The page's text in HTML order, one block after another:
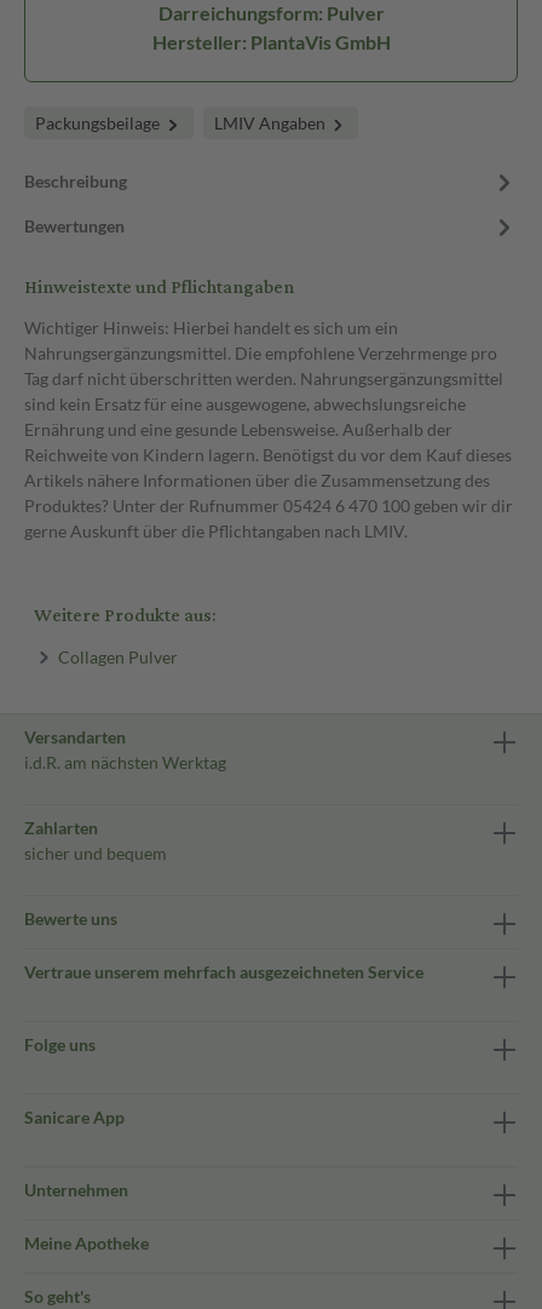
Darreichungsform: Pulver
Hersteller: PlantaVis GmbH
Packungsbeilage LMIV Angaben
Beschreibung
Bewertungen
Hinweistexte und Pflichtangaben
Wichtiger Hinweis: Hierbei handelt es sich um ein
Nahrungsergänzungsmittel. Die empfohlene Verzehrmenge pro
Tag darf nicht überschritten werden. Nahrungsergänzungsmittel
sind kein Ersatz für eine ausgewogene, abwechslungsreiche
Ernährung und eine gesunde Lebensweise. Außerhalb der
Reichweite von Kindern lagern. Benötigst du vor dem Kauf dieses
Artikels nähere Informationen über die Zusammensetzung des
Produktes? Unter der Rufnummer 05424 6 470 100 geben wir dir
gerne Auskunft über die Pflichtangaben nach LMIV.
Weitere Produkte aus:
Collagen Pulver
Versandarten
i.d.R. am nächsten Werktag
Zahlarten
sicher und bequem
Bewerte uns
Vertraue unserem mehrfach ausgezeichneten Service
Folge uns
Sanicare App
Unternehmen
Meine Apotheke
So geht's